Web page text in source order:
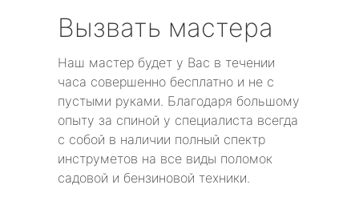
Вызвать мастера
Наш мастер будет у Вас в течении
часа совершенно бесплатно и не с
пустыми руками. Благодаря большому
опыту за спиной у специалиста всегда
с собой в наличии полный спектр
инструметов на все виды поломок
садовой и бензиновой техники.